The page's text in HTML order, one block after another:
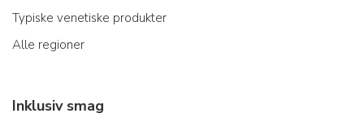
Typiske venetiske produkter
Alle regioner
Inklusiv smag